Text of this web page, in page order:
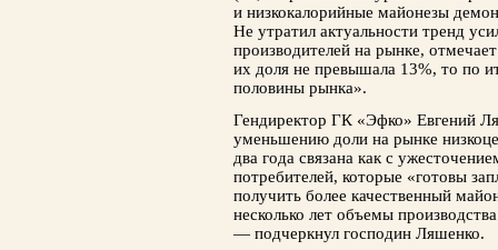
и низкокалорийные майонезы
Не утратил актуальности тренд
производителей на рынке,
их доля не превышала 13%, то по
половины рынка».
Гендиректор ГК «Эфко» Евгений
уменьшению доли на рынке
два года связана как с
потребителей, которые «готовы
получить более качественный
несколько лет объемы
— подчеркнул господин Ляшенко.